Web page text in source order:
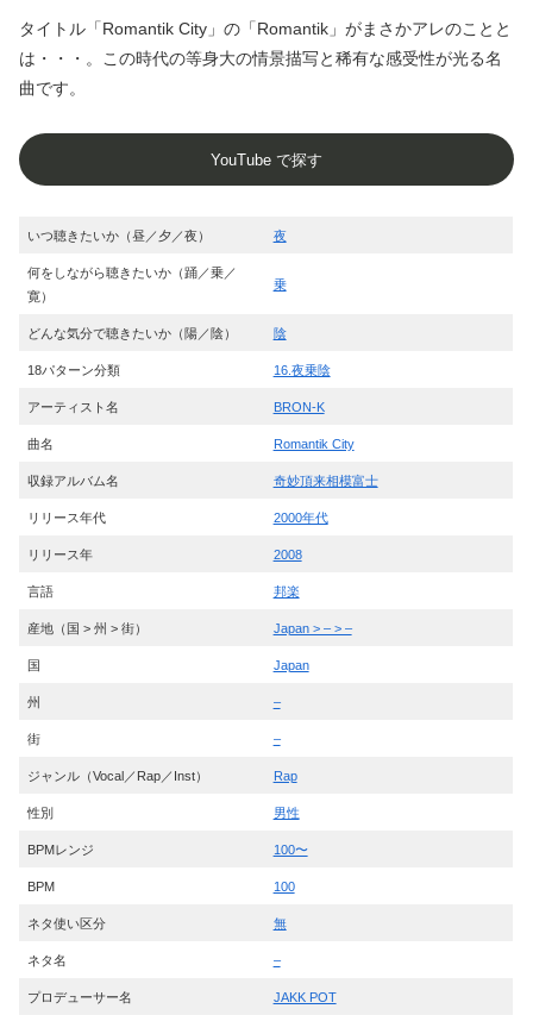
タイトル「Romantik City」の「Romantik」がまさかアレのことと
は・・・。この時代の等身大の情景描写と稀有な感受性が光る名
曲です。
YouTube で探す
いつ聴きたいか（昼／夕／夜） 夜
何をしながら聴きたいか（踊／乗／
寛）
乗
どんな気分で聴きたいか（陽／陰） 陰
18パターン分類 16.夜乗陰
アーティスト名 BRON-K
曲名 Romantik City
収録アルバム名 奇妙頂来相模富士
リリース年代 2000年代
リリース年 2008
言語 邦楽
産地（国 > 州 > 街） Japan > – > –
国 Japan
州 –
街 –
ジャンル（Vocal／Rap／Inst） Rap
性別 男性
BPMレンジ 100〜
BPM 100
ネタ使い区分 無
ネタ名 –
プロデューサー名 JAKK POT